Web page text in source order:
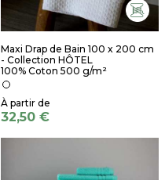
Maxi Drap de Bain 100 x 200 cm
- Collection HÔTEL
100% Coton 500 g/m²
32,50 €